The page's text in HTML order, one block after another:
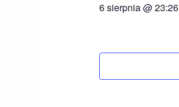
6 sierpnia @ 23:26